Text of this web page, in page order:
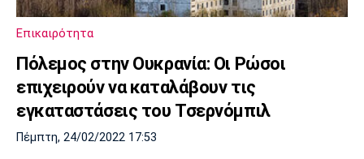
Επικαιρότητα
Πόλεμος στην Ουκρανία: Οι Ρώσοι
επιχειρούν να καταλάβουν τις
εγκαταστάσεις του Τσερνόμπιλ
Πέμπτη, 24/02/2022 17:53